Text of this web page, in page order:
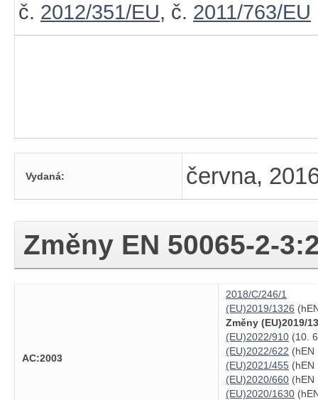
č. 2012/351/EU, č. 2011/763/EU
Vydaná: června,
Změny EN 50065-2-
AC:2003
2018/C/246/1
(EU)2019/1326
Změny (EU)2019/
(EU)2022/910 (10.
(EU)2022/622 (hEN
(EU)2021/455 (hEN
(EU)2020/660 (hEN
(EU)2020/1630